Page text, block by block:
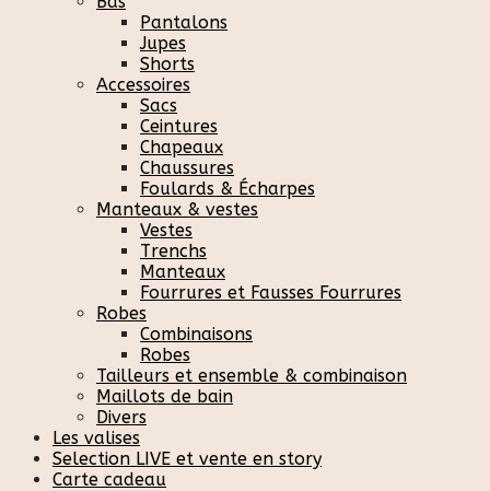
Pantalons
Jupes
Shorts
Accessoires
Sacs
Ceintures
Chapeaux
Chaussures
Foulards & Écharpes
Manteaux & vestes
Vestes
Trenchs
Manteaux
Fourrures et Fausses Fourrures
Robes
Combinaisons
Robes
Tailleurs et ensemble & combinaison
Maillots de bain
Divers
Les valises
Selection LIVE et vente en story
Carte cadeau